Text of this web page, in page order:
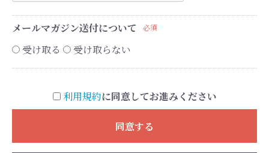
メールマガジン送付について 必須
受け取る 受け取らない
利用規約に同意してお進みください
同意する